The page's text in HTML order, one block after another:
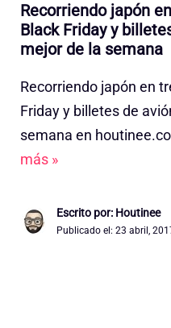
Recorriendo japón
Black Friday y
mejor de la semana
Recorriendo japón en
Friday y billetes de
semana en
más »
Escrito por: Houtinee
Publicado el: 23 abril,